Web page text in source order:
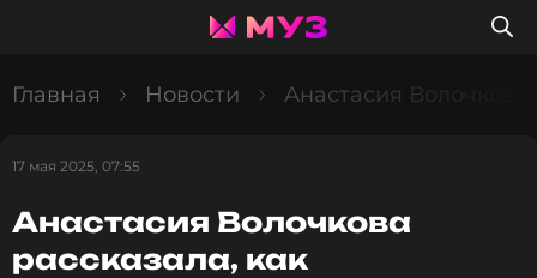
Главная Новости Анастасия Волочкова
17 мая 2025, 07:55
Анастасия Волочкова
рассказала, как